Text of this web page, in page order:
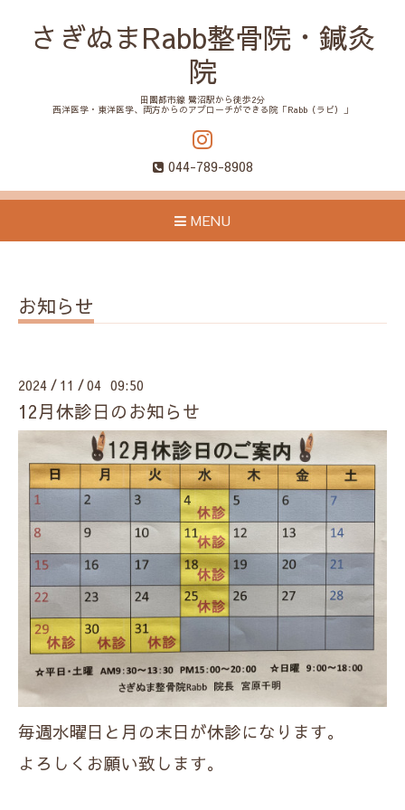
さぎぬまRabb整骨院・鍼灸
院
田園都市線 鷺沼駅から徒歩2分
西洋医学・東洋医学、両方からのアプローチができる院「Rabb（ラビ）」
044-789-8908
MENU
お知らせ
2024 / 11 /04 09:50
12月休診日のお知らせ
毎週水曜日と月の末日が休診になります。
よろしくお願い致します。